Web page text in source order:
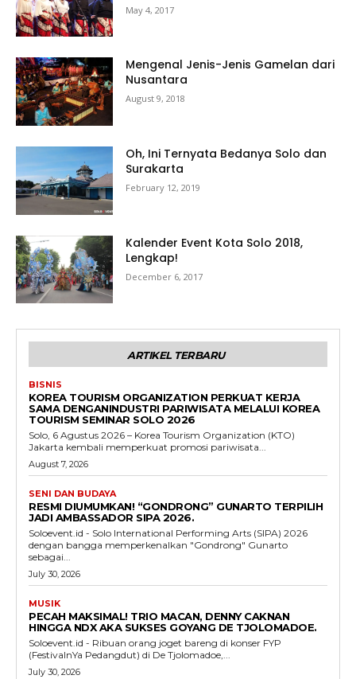
May 4, 2017
Mengenal Jenis-Jenis Gamelan dari
Nusantara
August 9, 2018
Oh, Ini Ternyata Bedanya Solo dan
Surakarta
February 12, 2019
Kalender Event Kota Solo 2018,
Lengkap!
December 6, 2017
ARTIKEL TERBARU
BISNIS
KOREA TOURISM ORGANIZATION PERKUAT KERJA
SAMA DENGANINDUSTRI PARIWISATA MELALUI KOREA
TOURISM SEMINAR SOLO 2026
Solo, 6 Agustus 2026 – Korea Tourism Organization (KTO)
Jakarta kembali memperkuat promosi pariwisata...
August 7, 2026
SENI DAN BUDAYA
RESMI DIUMUMKAN! “GONDRONG” GUNARTO TERPILIH
JADI AMBASSADOR SIPA 2026.
Soloevent.id - Solo International Performing Arts (SIPA) 2026
dengan bangga memperkenalkan "Gondrong" Gunarto
sebagai...
July 30, 2026
MUSIK
PECAH MAKSIMAL! TRIO MACAN, DENNY CAKNAN
HINGGA NDX AKA SUKSES GOYANG DE TJOLOMADOE.
Soloevent.id - Ribuan orang joget bareng di konser FYP
(FestivalnYa Pedangdut) di De Tjolomadoe,...
July 30, 2026